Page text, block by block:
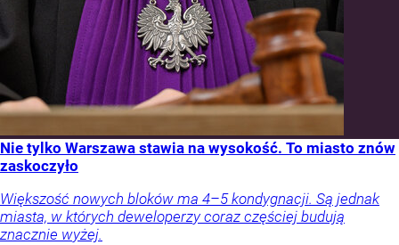
Nie tylko Warszawa stawia na wysokość. To miasto znów
zaskoczyło
Większość nowych bloków ma 4–5 kondygnacji. Są jednak
miasta, w których deweloperzy coraz częściej budują
znacznie wyżej.